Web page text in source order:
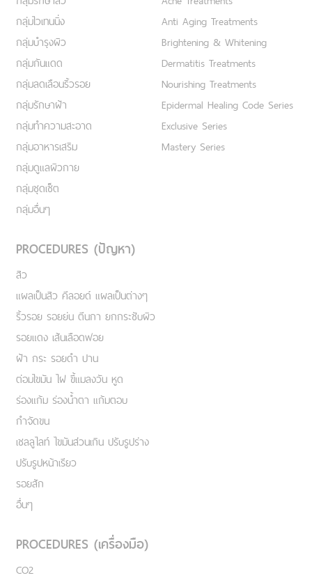
กลุ่มไวเทนนิ่ง
กลุ่มบำรุงผิว
กลุ่มกันแดด
กลุ่มลดเลือนริ้วรอย
กลุ่มรักษาฝ้า
กลุ่มทำความสะอาด
กลุ่มอาหารเสริม
กลุ่มดูแลผิวกาย
กลุ่มชุดเซ็ต
กลุ่มอื่นๆ
Anti Aging Treatments
Brightening & Whitening
Dermatitis Treatments
Nourishing Treatments
Epidermal Healing Code Series
Exclusive Series
Mastery Series
PROCEDURES (ปัญหา)
สิว
แผลเป็นสิว คีลอยด์ แผลเป็นต่างๆ
ริ้วรอย รอยย่น ตีนกา ยกกระชับผิว
รอยแดง เส้นเลือดฟอย
ฝ้า กระ รอยดำ ปาน
ต่อมไขมัน ไฝ ขี้แมลงวัน หูด
ร่องแก้ม ร่องน้ำตา แก้มตอบ
กำจัดขน
เชลลูไลท์ ไขมันส่วนเกิน ปรับรูปร่าง
ปรับรูปหน้าเรียว
รอยสัก
อื่นๆ
PROCEDURES (เครื่องมือ)
CO2